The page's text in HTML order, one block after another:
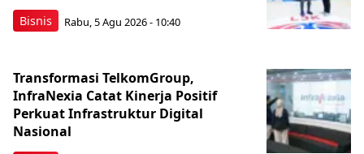
Bisnis Rabu, 5 Agu 2026 - 10:40
Transformasi TelkomGroup,
InfraNexia Catat Kinerja Positif
Perkuat Infrastruktur Digital
Nasional